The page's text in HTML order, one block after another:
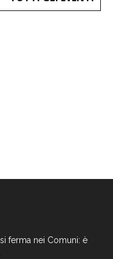
ferma nei Comuni: è